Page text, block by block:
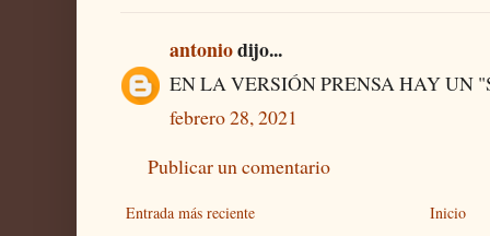
antoniodijo...
EN LA VERSIÓN PRENSA HAY UN
febrero 28, 2021
Publicar un comentario
Entrada más reciente Inicio